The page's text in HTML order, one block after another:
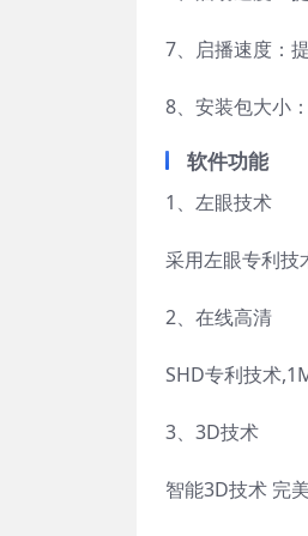
7、启播速度：
8、安装包大小
软件功能
1、左眼技术
采用左眼专利技
2、在线高清
SHD专利技术
3、3D技术
智能3D技术 完